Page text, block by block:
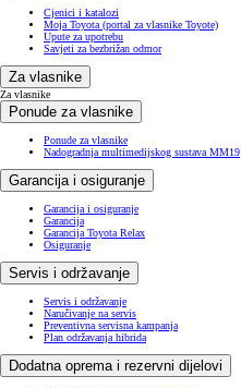
Cjenici i katalozi
Moja Toyota (portal za vlasnike Toyote)
Upute za upotrebu
Savjeti za bezbrižan odmor
Za vlasnike
Za vlasnike
Ponude za vlasnike
Ponude za vlasnike
Nadogradnja multimedijskog sustava MM19
Garancija i osiguranje
Garancija i osiguranje
Garancija
Garancija Toyota Relax
Osiguranje
Servis i održavanje
Servis i održavanje
Naručivanje na servis
Preventivna servisna kampanja
Plan održavanja hibrida
Dodatna oprema i rezervni dijelovi